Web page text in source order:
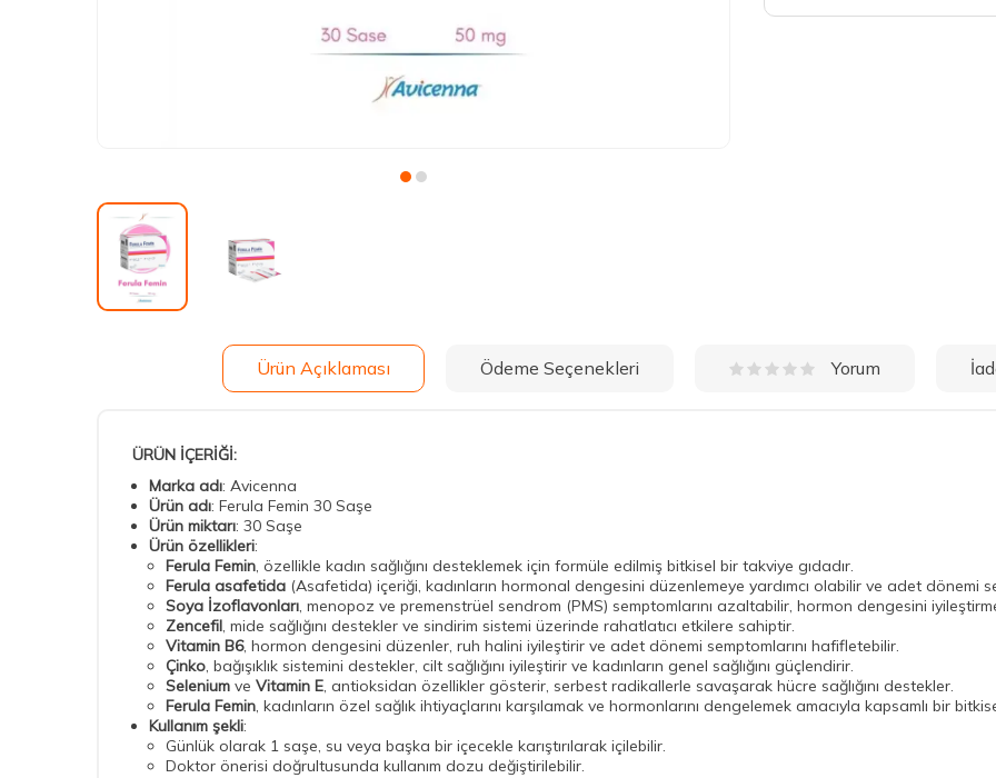
Ürün Açıklaması Ödeme Seçenekleri Yorum
ÜRÜN İÇERİĞİ:
Marka adı: Avicenna
Ürün adı: Ferula Femin 30 Saşe
Ürün miktarı: 30 Saşe
Ürün özellikleri:
Ferula Femin, özellikle kadın sağlığını desteklemek için formüle edilmiş bitkisel bir takviye gıdadır.
Ferula asafetida (Asafetida) içeriği, kadınların hormonal dengesini düzenlemeye yardımcı olabilir ve adet dönemi
Soya İzoflavonları, menopoz ve premenstrüel sendrom (PMS) semptomlarını azaltabilir, hormon dengesini
Zencefil, mide sağlığını destekler ve sindirim sistemi üzerinde rahatlatıcı etkilere sahiptir.
Vitamin B6, hormon dengesini düzenler, ruh halini iyileştirir ve adet dönemi semptomlarını hafifletebilir.
Çinko, bağışıklık sistemini destekler, cilt sağlığını iyileştirir ve kadınların genel sağlığını güçlendirir.
Selenium ve Vitamin E, antioksidan özellikler gösterir, serbest radikallerle savaşarak hücre sağlığını destekler.
Ferula Femin, kadınların özel sağlık ihtiyaçlarını karşılamak ve hormonlarını dengelemek amacıyla kapsamlı bir
Kullanım şekli:
Günlük olarak 1 saşe, su veya başka bir içecekle karıştırılarak içilebilir.
Doktor önerisi doğrultusunda kullanım dozu değiştirilebilir.